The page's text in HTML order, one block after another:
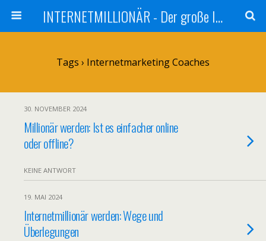
INTERNETMILLIONÄR - Der große Internetmarketer Vergleich
Tags › Internetmarketing Coaches
30. NOVEMBER 2024
Millionär werden: Ist es einfacher online
oder offline?
KEINE ANTWORT
19. MAI 2024
Internetmillionär werden: Wege und
Überlegungen